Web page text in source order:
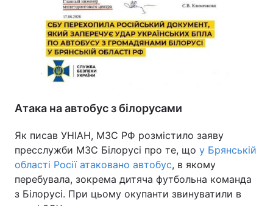
Атака на автобус з білорусами
Як писав УНІАН, МЗС РФ розмістило заяву
пресслужби МЗС Білорусі про те, що у Брянській
області Росії атаковано автобус, в якому
перебувала, зокрема дитяча футбольна команда
з Білорусі. При цьому окупанти звинуватили в